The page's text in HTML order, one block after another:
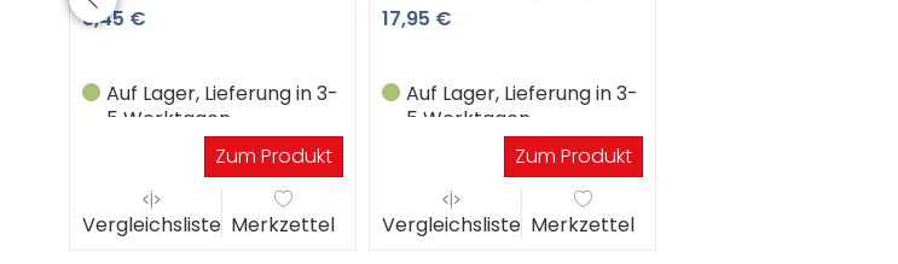
8,45 €
Auf Lager, Lieferung in 3-
5 Werktagen
Zum Produkt
Vergleichsliste Merkzettel
17,95 €
Auf Lager, Lieferung in 3-
5 Werktagen
Zum Produkt
Vergleichsliste Merkzettel